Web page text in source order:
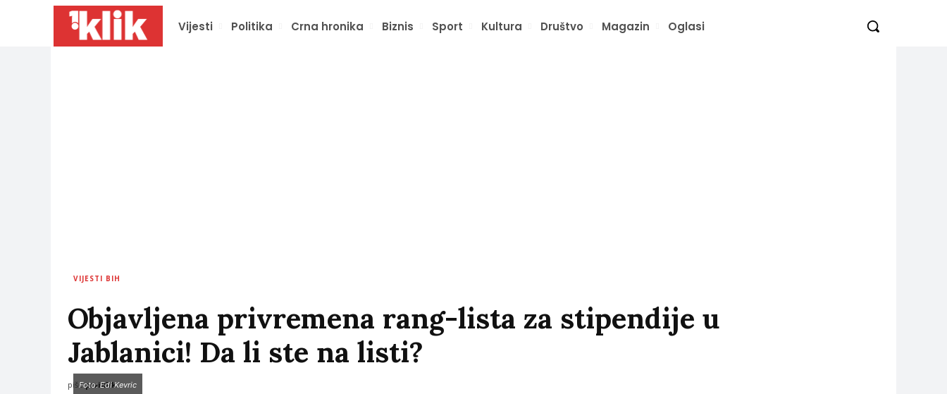
Vijesti Politika Crna hronika Biznis Sport Kultura Društvo Magazin Oglasi
VIJESTI BIH
Objavljena privremena rang-lista za stipendije u
Jablanici! Da li ste na listi?
piše:prviklik
Foto: Edi Kevric